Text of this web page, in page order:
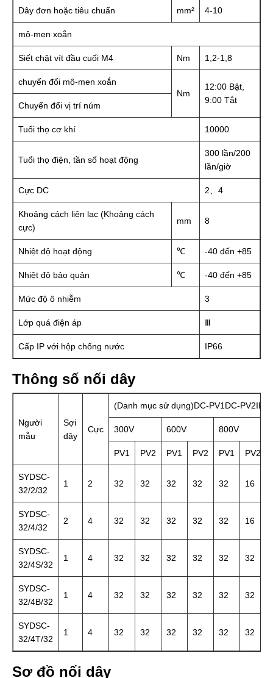
Dây đơn hoặc tiêu chuẩn mm² 4-10
mô-men xoắn
Siết chặt vít đầu cuối M4 Nm 1,2-1,8
chuyển đổi mô-men xoắn
Nm
12:00 Bật,
9:00 Tắt
Chuyển đổi vị trí núm
Tuổi thọ cơ khí 10000
Tuổi thọ điện, tần số hoạt động
300 lần/200
lần/giờ
Cực DC 2、4
Khoảng cách liên lạc (Khoảng cách
cực)
mm 8
Nhiệt độ hoạt động ℃ -40 đến +85
Nhiệt độ bảo quản ℃ -40 đến +85
Mức độ ô nhiễm 3
Lớp quá điện áp Ⅲ
Cấp IP với hộp chống nước IP66
Thông số nối dây
Người
mẫu
Sợi
dây
Cực
(Danh mục sử dụng)DC-PV1DC-
300V 600V 800V
PV1 PV2 PV1 PV2 PV1 PV2
SYDSC-
32/2/32
1 2 32 32 32 32 32 16
SYDSC-
32/4/32
2 4 32 32 32 32 32 16
SYDSC-
32/4S/32
1 4 32 32 32 32 32 32
SYDSC-
32/4B/32
1 4 32 32 32 32 32 32
SYDSC-
32/4T/32
1 4 32 32 32 32 32 32
Sơ đồ nối dây